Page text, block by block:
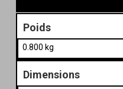
Poids
0.800 kg
Dimensions